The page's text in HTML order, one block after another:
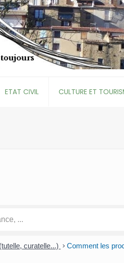
ETAT CIVIL CULTURE ET
curatelle...) > Comment les